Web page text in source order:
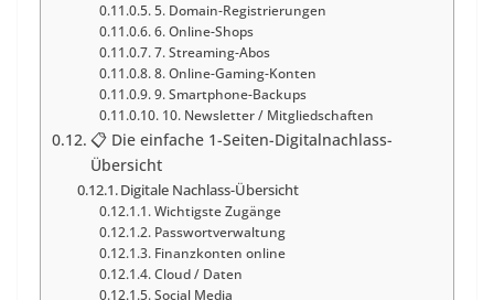
5. Domain-Registrierungen
6. Online-Shops
7. Streaming-Abos
8. Online-Gaming-Konten
9. Smartphone-Backups
10. Newsletter / Mitgliedschaften
📋 Die einfache 1-Seiten-Digitalnachlass-
Übersicht
Digitale Nachlass-Übersicht
Wichtigste Zugänge
Passwortverwaltung
Finanzkonten online
Cloud / Daten
Social Media